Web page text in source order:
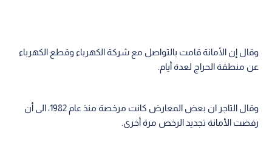
وقال إن الأمانة قامت بالتواصل مع شركة الكهرباء وقطع الكهرباء
عن منطقة الحراج لعدة أيام.
وقال التاجر ان بعض المعارض كانت مرخصة منذ عام 1982، الى أن
رفضت الأمانة تجديد الرخص مرة أخرى.